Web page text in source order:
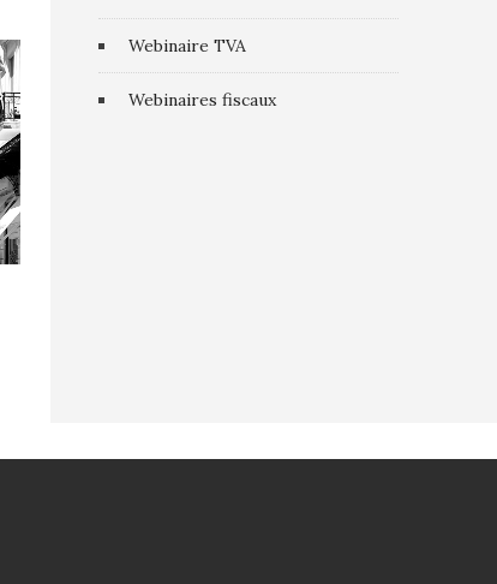
Webinaire TVA
Webinaires fiscaux